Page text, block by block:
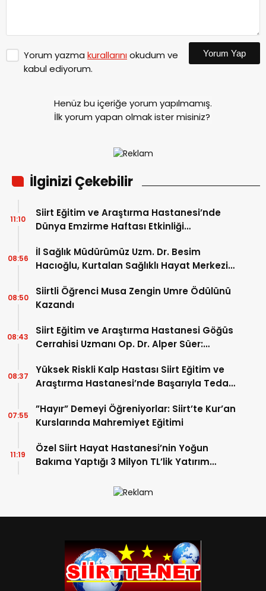
Yorum yazma kurallarınıokudum ve
kabul ediyorum.
Yorum Yap
Henüz bu içeriğe yorum yapılmamış.
İlk yorum yapan olmak ister misiniz?
İlginizi Çekebilir
Siirt Eğitim ve Araştırma Hastanesi’nde
Dünya Emzirme Haftası Etkinliği
11:10
İl Sağlık Müdürümüz Uzm. Dr. Besim
Hacıoğlu, Kurtalan Sağlıklı Hayat Merkezini
08:56
Siirtli Öğrenci Musa Zengin Umre Ödülünü
Kazandı
08:50
Siirt Eğitim ve Araştırma Hastanesi Göğüs
Cerrahisi Uzmanı Op. Dr. Alper Süer:
Anlamına Gelmez”
08:43
Yüksek Riskli Kalp Hastası Siirt Eğitim ve
Araştırma Hastanesi’nde Başarıyla Tedavi
08:37
”Hayır” Demeyi Öğreniyorlar: Siirt’te Kur’an
Kurslarında Mahremiyet Eğitimi
07:55
Özel Siirt Hayat Hastanesi’nin Yoğun
Bakıma Yaptığı 3 Milyon TL’lik Yatırım
11:19